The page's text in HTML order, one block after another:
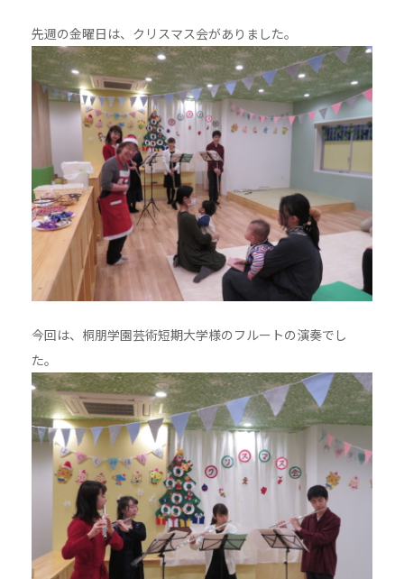
先週の金曜日は、クリスマス会がありました。
今回は、桐朋学園芸術短期大学様のフルートの演奏でし
た。